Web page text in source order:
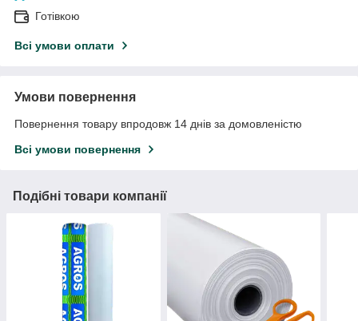
Готівкою
Всі умови оплати
Умови повернення
Повернення товару впродовж 14 днів за домовленістю
Всі умови повернення
Подібні товари компанії